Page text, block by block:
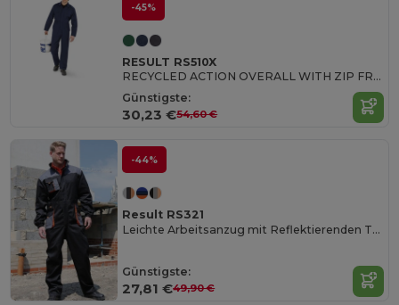
-45%
RESULT RS510X
RECYCLED ACTION OVERALL WITH ZIP FRONT
Günstigste:
30,23 €54,60 €
-44%
Result RS321
Leichte Arbeitsanzug mit Reflektierenden Taschen
Günstigste:
27,81 €49,90 €